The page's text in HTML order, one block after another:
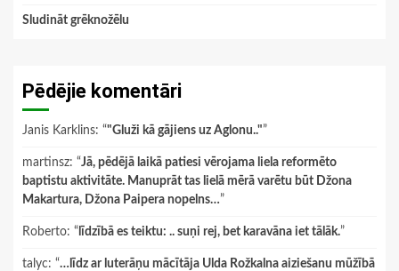
Sludināt grēknožēlu
Pēdējie komentāri
Janis Karklins: “"Gluži kā gājiens uz Aglonu.."”
martinsz: “Jā, pēdējā laikā patiesi vērojama liela reformēto
baptistu aktivitāte. Manuprāt tas lielā mērā varētu būt Džona
Makartura, Džona Paipera nopelns…”
Roberto: “ līdzībā es teiktu: .. suņi rej, bet karavāna iet tālāk.”
talyc: “…līdz ar luterāņu mācītāja Ulda Rožkalna aiziešanu mūžībā